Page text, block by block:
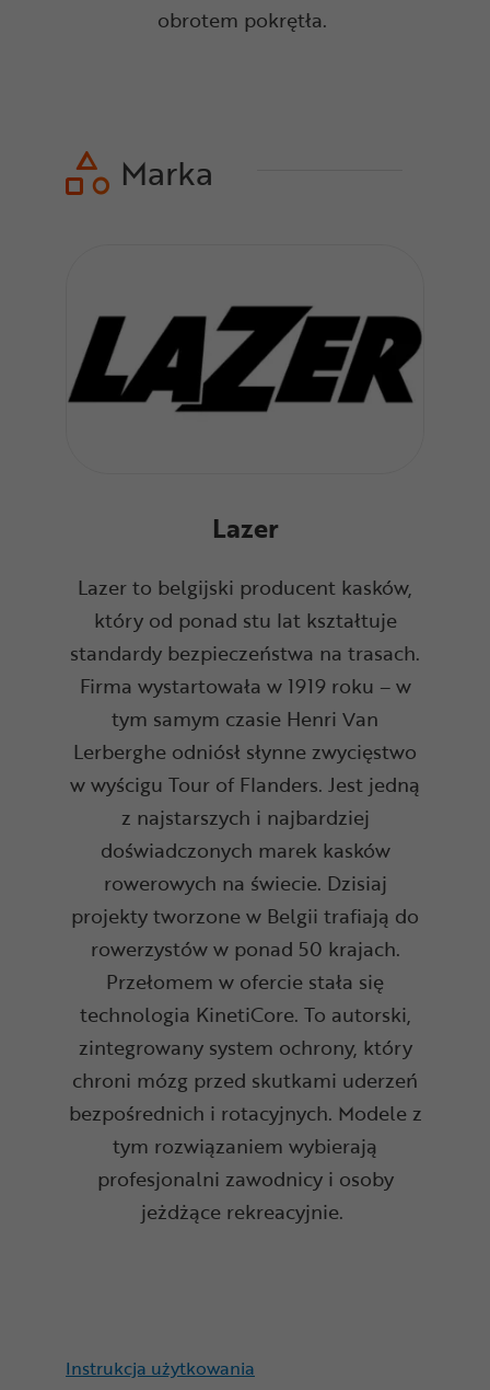
obrotem pokrętła.
Marka
Lazer
Lazer to belgijski producent kasków,
który od ponad stu lat kształtuje
standardy bezpieczeństwa na trasach.
Firma wystartowała w 1919 roku – w
tym samym czasie Henri Van
Lerberghe odniósł słynne zwycięstwo
w wyścigu Tour of Flanders. Jest jedną
z najstarszych i najbardziej
doświadczonych marek kasków
rowerowych na świecie. Dzisiaj
projekty tworzone w Belgii trafiają do
rowerzystów w ponad 50 krajach.
Przełomem w ofercie stała się
technologia KinetiCore. To autorski,
zintegrowany system ochrony, który
chroni mózg przed skutkami uderzeń
bezpośrednich i rotacyjnych. Modele z
tym rozwiązaniem wybierają
profesjonalni zawodnicy i osoby
jeżdżące rekreacyjnie.
Instrukcja użytkowania